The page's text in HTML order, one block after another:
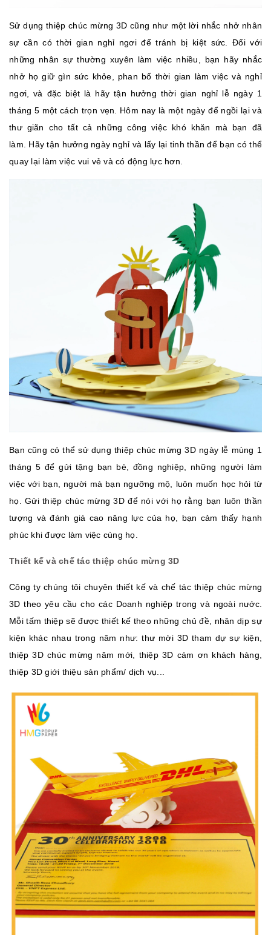
Sử dụng thiệp chúc mừng 3D cũng như một lời nhắc nhở nhân
sự cần có thời gian nghỉ ngơi để tránh bị kiệt sức. Đối với
những nhân sự thường xuyên làm việc nhiều, bạn hãy nhắc
nhở họ giữ gìn sức khỏe, phan bố thời gian làm việc và nghỉ
ngơi, và đặc biệt là hãy tận hưởng thời gian nghỉ lễ ngày 1
tháng 5 một cách trọn vẹn. Hôm nay là một ngày để ngồi lại và
thư giãn cho tất cả những công việc khó khăn mà bạn đã
làm. Hãy tận hưởng ngày nghỉ và lấy lại tinh thần để bạn có thể
quay lại làm việc vui vẻ và có động lực hơn.
Bạn cũng có thể sử dụng thiệp chúc mừng 3D ngày lễ mùng 1
tháng 5 để gửi tặng bạn bè, đồng nghiệp, những người làm
việc với bạn, người mà bạn ngưỡng mộ, luôn muốn học hỏi từ
họ. Gửi thiệp chúc mừng 3D để nói với họ rằng bạn luôn thần
tượng và đánh giá cao năng lực của họ, bạn cảm thấy hạnh
phúc khi được làm việc cùng họ.
Thiết kế và chế tác thiệp chúc mừng 3D
Công ty chúng tôi chuyên thiết kế và chế tác thiệp chúc mừng
3D theo yêu cầu cho các Doanh nghiệp trong và ngoài nước.
Mỗi tấm thiệp sẽ được thiết kế theo những chủ đề, nhân dịp sự
kiện khác nhau trong năm như: thư mời 3D tham dự sự kiện,
thiệp 3D chúc mừng năm mới, thiệp 3D cám ơn khách hàng,
thiệp 3D giới thiệu sản phẩm/ dịch vụ...